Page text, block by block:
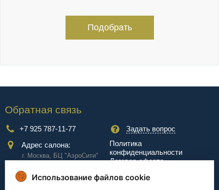
Подобрать
Обратная связь
+7 925 787-11-77
Задать вопрос
Адрес салона:
г. Москва, БЦ "АэроCити"
Куркинское ш., стр.2, 17
этаж
Политика
конфиденциальности
Договор-оферта
Использование файлов cookie